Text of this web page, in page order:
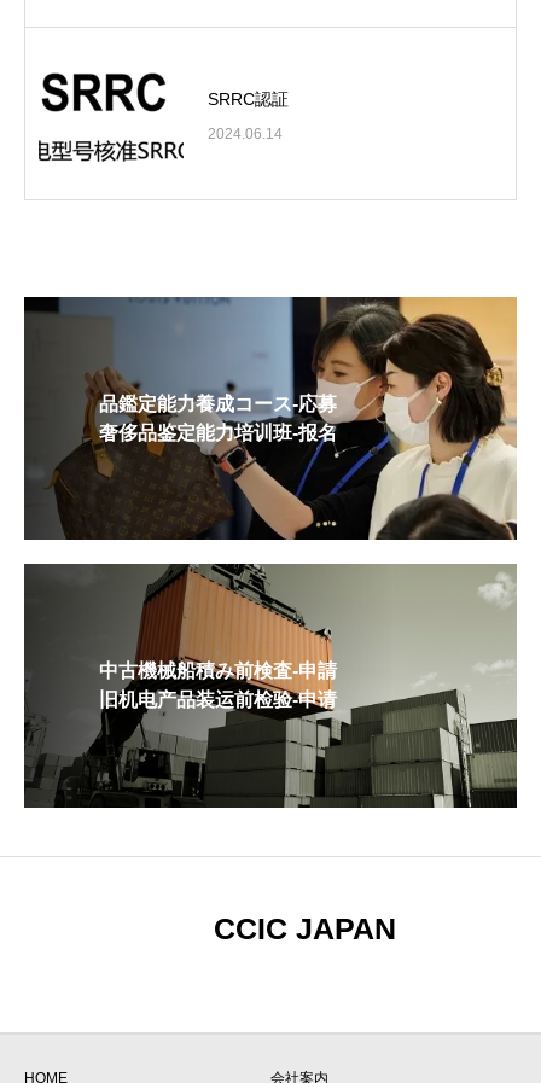
SRRC認証
2024.06.14
品鑑定能力養成コース-応募
奢侈品鉴定能力培训班-报名
中古機械船積み前検査-申請
旧机电产品装运前检验-申请
CCIC JAPAN
HOME 会社案内